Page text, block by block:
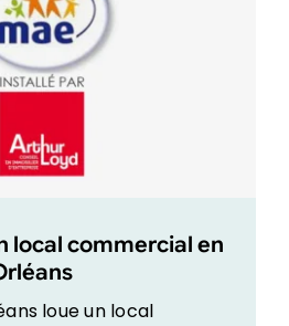
local commercial en
loue un local